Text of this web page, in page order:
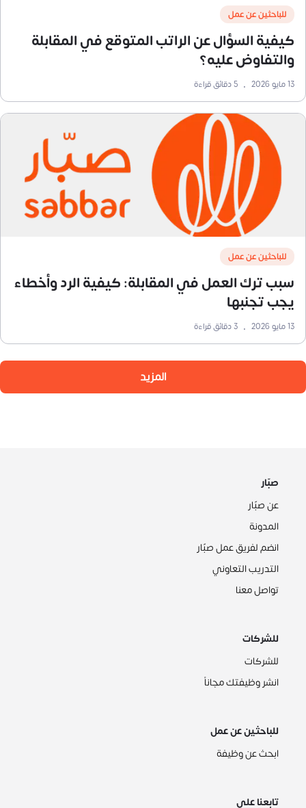
للباحثين عن عمل
كيفية السؤال عن الراتب المتوقع في المقابلة
والتفاوض عليه؟
13 مايو 2026 •
5دقائق قراءة
للباحثين عن عمل
سبب ترك العمل في المقابلة: كيفية الرد وأخطاء
يجب تجنبها
13 مايو 2026 •
3دقائق قراءة
المزيد
صبّار
عن صبّار
المدونة
انضم لفريق عمل صبّار
التدريب التعاوني
تواصل معنا
للشركات
للشركات
انشر وظيفتك مجاناً
للباحثين عن عمل
ابحث عن وظيفة
تابعنا على